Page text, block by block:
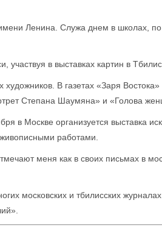
Ленина. Служа днем в школах, по
в выставках картин в
художников. В газетах «Заря
Степана Шаумяна» и «Голова
в Москве организуется выставка
работами.
меня как в своих письмах в
московских и тбилисских